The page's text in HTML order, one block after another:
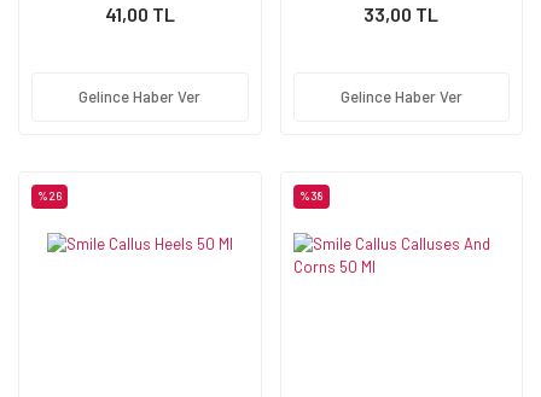
41,00 TL
Gelince Haber Ver
33,00 TL
Gelince Haber Ver
%26 %38